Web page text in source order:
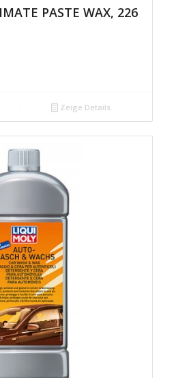
PASTE WAX, 226
Zeige Details